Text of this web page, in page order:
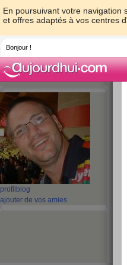
En poursuivant votre navigation
et offres adaptés à vos centres
Bonjour !
profil blog
ajouter de vos amies